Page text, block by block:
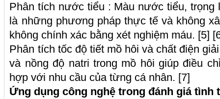
Phân tích nước tiểu : Màu nước tiểu, trọng
là những phương pháp thực tế và không
không chính xác bằng xét nghiệm máu. [5]
Phân tích tốc độ tiết mồ hôi và chất điện
và nồng độ natri trong mồ hôi giúp điều
hợp với nhu cầu của từng cá nhân. [7]
Ứng dụng công nghệ trong đánh giá tình